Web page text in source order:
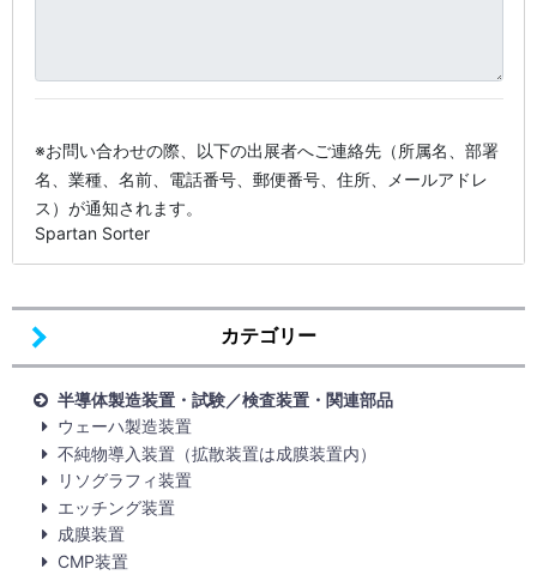
カテゴリー
半導体製造装置・試験／検査装置・関連部品
ウェーハ製造装置
不純物導入装置（拡散装置は成膜装置内）
リソグラフィ装置
エッチング装置
成膜装置
CMP装置
※お問い合わせの際、以下の出展者へご連絡先（所属名、部署
名、業種、名前、電話番号、郵便番号、住所、メールアドレ
ス）が通知されます。
Spartan Sorter